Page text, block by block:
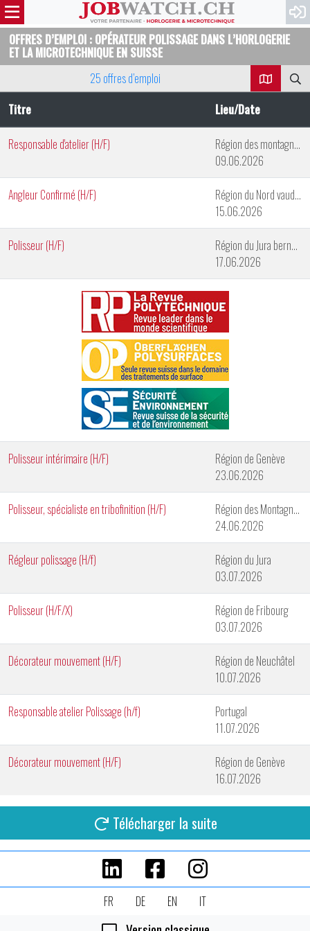
OFFRES D’EMPLOI : OPÉRATEUR POLISSAGE DANS L’HORLOGERIE
ET LA MICROTECHNIQUE EN SUISSE
25 offres d’emploi
Titre
Lieu/Date
Responsable d'atelier (H/F)
Région des montagnes neuchâteloises
09.06.2026
Angleur Confirmé (H/F)
Région du Nord vaudois
15.06.2026
Polisseur (H/F)
Région du Jura bernois
17.06.2026
Polisseur intérimaire (H/F)
Région de Genève
23.06.2026
Polisseur, spécialiste en tribofinition (H/F)
Région des Montagnes Neuchâteloises
24.06.2026
Régleur polissage (H/f)
Région du Jura
03.07.2026
Polisseur (H/F/X)
Région de Fribourg
03.07.2026
Décorateur mouvement (H/F)
Région de Neuchâtel
10.07.2026
Responsable atelier Polissage (h/f)
Portugal
11.07.2026
Décorateur mouvement (H/F)
Région de Genève
16.07.2026
Télécharger la suite
FR DE EN IT